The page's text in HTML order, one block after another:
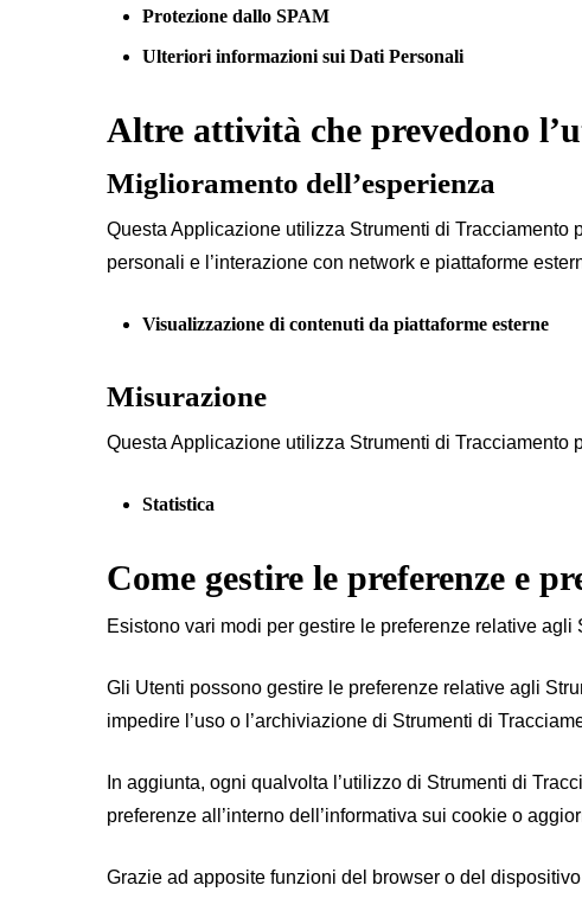
Protezione dallo SPAM
Ulteriori informazioni sui Dati Personali
Altre attività che prevedono
Miglioramento dell’esperienza
Questa Applicazione utilizza Strumenti di
personali e l’interazione con network e piattaforme
Visualizzazione di contenuti da piattaforme esterne
Misurazione
Questa Applicazione utilizza Strumenti di Tracciamento
Statistica
Come gestire le preferenze e
Esistono vari modi per gestire le preferenze relative
Gli Utenti possono gestire le preferenze relative agli
impedire l’uso o l’archiviazione di Strumenti di
In aggiunta, ogni qualvolta l’utilizzo di Strumenti di
preferenze all’interno dell’informativa sui cookie o
Grazie ad apposite funzioni del browser o del